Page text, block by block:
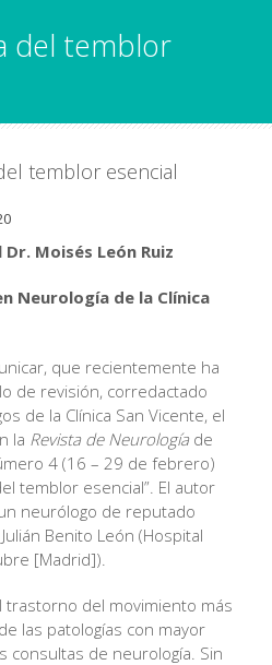
del temblor
temblor esencial
Moisés León Ruiz
Neurología de la Clínica
que recientemente ha
de revisión, corredactado
de la Clínica San Vicente, el
la Revista de Neurologíade
4 (16 – 29 de febrero)
temblor esencial”. El autor
neurólogo de reputado
Benito León (Hospital
[Madrid]).
trastorno del movimiento más
las patologías con mayor
consultas de neurología. Sin